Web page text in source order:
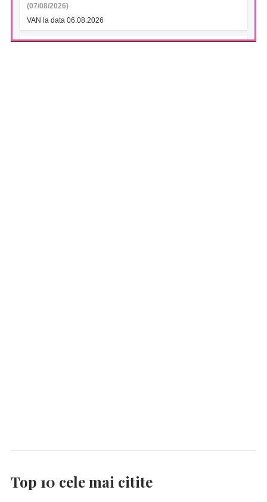
(07/08/2026)
VAN la data 06.08.2026
Top 10 cele mai citite